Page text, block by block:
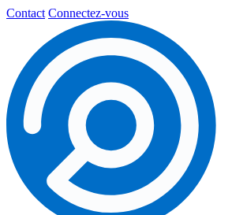
Contact Connectez-vous